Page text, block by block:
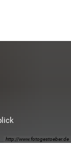
http://www.fotogestoeber.de